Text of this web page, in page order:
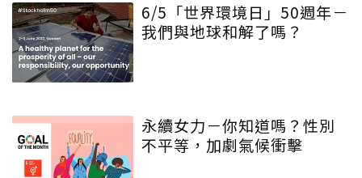
6/5「世界環境日」50週年－
我們與地球和解了嗎？
永續女力－你知道嗎？性別
不平等，加劇氣候衝擊